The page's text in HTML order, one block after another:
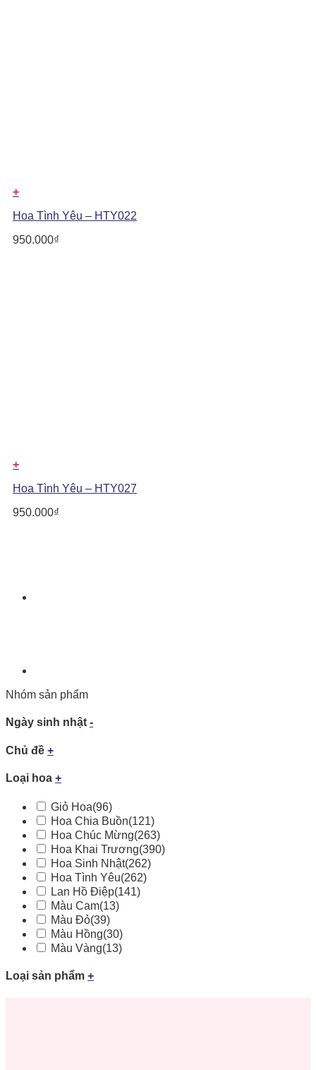
+
Hoa Tình Yêu – HTY022
950.000₫
+
Hoa Tình Yêu – HTY027
950.000₫
Nhóm sản phẩm
Ngày sinh nhật -
Chủ đề +
Loại hoa +
Giỏ Hoa(96)
Hoa Chia Buồn(121)
Hoa Chúc Mừng(263)
Hoa Khai Trương(390)
Hoa Sinh Nhật(262)
Hoa Tình Yêu(262)
Lan Hồ Điệp(141)
Màu Cam(13)
Màu Đỏ(39)
Màu Hồng(30)
Màu Vàng(13)
Loại sản phẩm +